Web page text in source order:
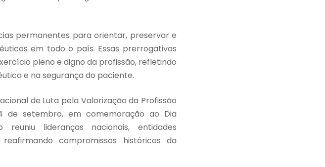
permanentes para orientar, preservar e
em todo o país. Essas prerrogativas
pleno e digno da profissão, refletindo
e na segurança do paciente.
de Luta pela Valorização da Profissão
de setembro, em comemoração ao Dia
lideranças nacionais, entidades
compromissos históricos da